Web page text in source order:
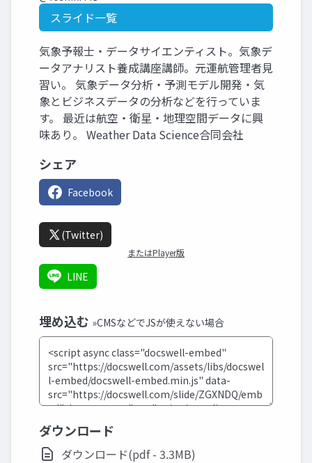
スライド一覧
気象予報士・データサイエンティスト。気象デ
ータアナリスト養成講座講師。元運航管理者見
習い。 気象データ分析・予測モデル開発・気
象とビジネスデータの分析などを行っていま
す。 最近は航空・衛星・地理空間データに興
味あり。 Weather Data Science合同会社
シェア
Facebook
(Twitter)
またはPlayer版
LINE
埋め込む »CMSなどでJSが使えない場合
ダウンロード
ダウンロード(pdf - 3.3MB)